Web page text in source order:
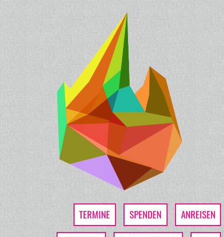
TERMINE SPENDEN
ANREISEN